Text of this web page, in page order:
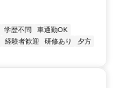
学歴不問
車通勤OK
経験者歓迎 研修あり
夕方